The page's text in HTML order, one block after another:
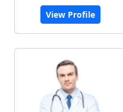
View Profile